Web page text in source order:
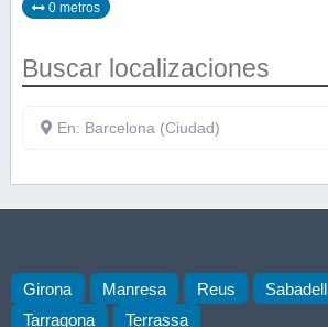
0 metros
Buscar localizaciones
En: Barcelona (Ciudad)
Girona Manresa Reus Sabadell
Tarragona
Terrassa